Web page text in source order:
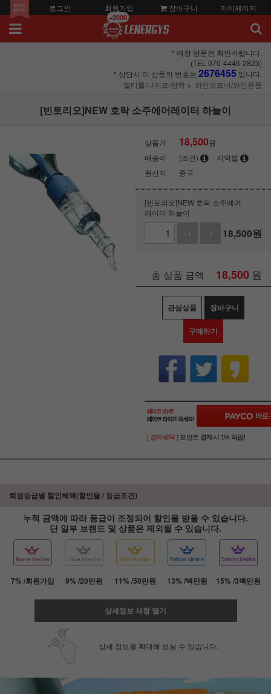
로그인 회원가입
+2000
장바구니 마이페이지
* 매장 방문전 확인바랍니다.
(TEL 070-4446-2823)
* 상담시 이 상품의 번호는 2676455 입니다.
멀티툴/나이프/광학
와인오프너/와인용품
[빈토리오]NEW 호락 소주에어레이터 하늘이
상품가 18,500원
배송비
(조건)
지역별
원산지
중국
[빈토리오]NEW 호락 소주에어
레이터 하늘이
+1
-1 18,500원
총 상품 금액 18,500 원
관심상품 장바구니
구매하기
[ 결제혜택 ] 포인트 결제시 1% 적립!
회원등급별 할인혜택(할인율 / 등급조건)
누적 금액에 따라 등급이 조정되어 할인을 받을 수 있습니다.
단 일부 브랜드 및 상품은 제외될 수 있습니다.
7% /회원가입 9% /20만원 11% /50만원 13% /백만원 15% /3백만원
상세정보 새창 열기
상세 정보를 확대해 보실 수 있습니다.